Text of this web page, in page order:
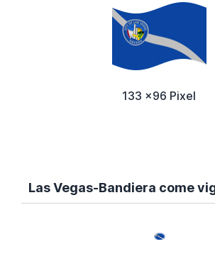
133 x96 Pixel
Las Vegas-Bandiera come